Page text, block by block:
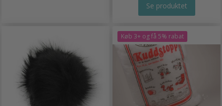
Se produktet
Køb 3+ og få 5% rabat